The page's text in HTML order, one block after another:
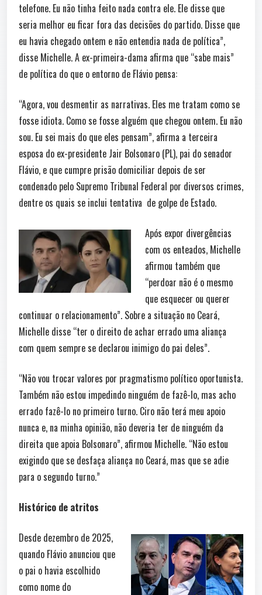
telefone. Eu não tinha feito nada contra ele. Ele disse que
seria melhor eu ficar fora das decisões do partido. Disse que
eu havia chegado ontem e não entendia nada de política”,
disse Michelle. A ex-primeira-dama afirma que “sabe mais”
de política do que o entorno de Flávio pensa:
“Agora, vou desmentir as narrativas. Eles me tratam como se
fosse idiota. Como se fosse alguém que chegou ontem. Eu não
sou. Eu sei mais do que eles pensam”, afirma a terceira
esposa do ex-presidente Jair Bolsonaro (PL), pai do senador
Flávio, e que cumpre prisão domiciliar depois de ser
condenado pelo Supremo Tribunal Federal por diversos crimes,
dentre os quais se inclui tentativa de golpe de Estado.
Após expor divergências
com os enteados, Michelle
afirmou também que
“perdoar não é o mesmo
que esquecer ou querer
continuar o relacionamento”. Sobre a situação no Ceará,
Michelle disse “ter o direito de achar errado uma aliança
com quem sempre se declarou inimigo do pai deles”.
“Não vou trocar valores por pragmatismo político oportunista.
Também não estou impedindo ninguém de fazê-lo, mas acho
errado fazê-lo no primeiro turno. Ciro não terá meu apoio
nunca e, na minha opinião, não deveria ter de ninguém da
direita que apoia Bolsonaro”, afirmou Michelle. “Não estou
exigindo que se desfaça aliança no Ceará, mas que se adie
para o segundo turno.”
Histórico de atritos
Desde dezembro de 2025,
quando Flávio anunciou que
o pai o havia escolhido
como nome do